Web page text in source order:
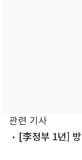
관련 기사
[李정부 1년]